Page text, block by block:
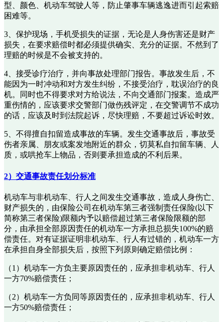
型、颜色、机动车驾驶人等，防止肇事车辆逃逸进而引起索赔
困难等。
3、保护现场，手机受损失的证据，无论是人身伤害还是财产
损失，在要求赔偿时都必须提供确实、充分的证据。不然到了
理赔的时候是不会被支持的。
4、接受诊疗治疗，并向事故处理部门报告。事故发生后，不
能因为一时冲动和对方发生纠纷，不接受治疗，耽误治疗的良
机。同时也不得要求对方给说法，不向交通部门报案。造成严
重伤情的，应该要求交警部门做伤残评定，在交警调节不成功
的话，应该及时到法院起诉，尽快理赔，不要超过诉讼时效。
5、不得擅自扣留造成事故的车辆。发生交通事故后，事故受
伤者亲属、朋友或案发地附近的群众，切莫私自扣留车辆、人
质，或哄抢车上物品，否则要承担造成的不利后果。
2）交通事故责任划分标准
机动车与非机动车、行人之间发生交通事故，造成人身伤亡、
财产损失的，由保险公司在机动车第三者强制责任保险(以下
简称第三者保险)限额内予以赔偿超过第三者保险限额的部
分，由承担全部原因责任的机动车一方承担总损失100%的赔
偿责任。对有证据证明非机动车、行人有过错的，机动车一方
在承担自身全部损失后，按照下列原则确定赔偿比例：
（1）机动车一方负主要原因责任的，应承担非机动车、行人
一方70%赔偿责任；
（2）机动车一方负同等原因责任的，应承担非机动车、行人
一方50%赔偿责任；